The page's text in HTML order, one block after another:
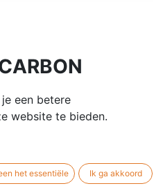
Ø38MM
een betere
website te bieden.
het essentiële Ik ga akkoord